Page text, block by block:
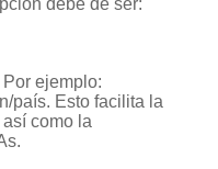
ejemplo:
país. Esto facilita la
como la